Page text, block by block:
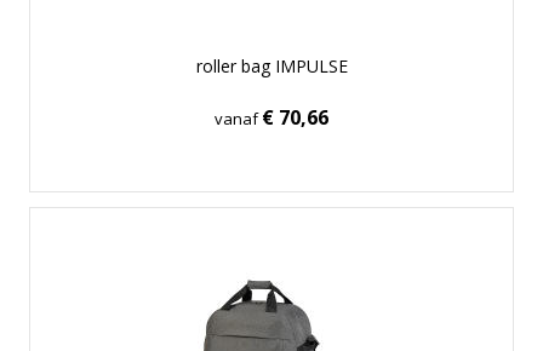
roller bag IMPULSE
vanaf€ 70,66